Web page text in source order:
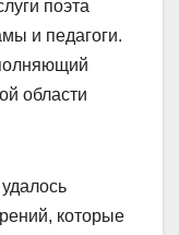
поэта
и педагоги.
области
которые